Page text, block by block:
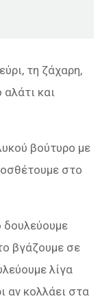
τη ζάχαρη,
αλάτι και
βούτυρο με
στο
δουλεύουμε
βγάζουμε σε
λίγα
αν κολλάει στα